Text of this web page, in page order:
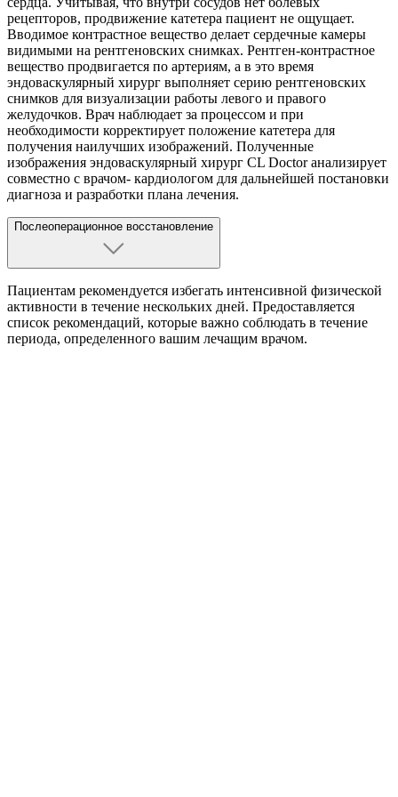
рецепторов, продвижение катетера пациент не ощущает.
Вводимое контрастное вещество делает сердечные камеры
видимыми на рентгеновских снимках. Рентген-контрастное
вещество продвигается по артериям, а в это время
эндоваскулярный хирург выполняет серию рентгеновских
снимков для визуализации работы левого и правого
желудочков. Врач наблюдает за процессом и при
необходимости корректирует положение катетера для
получения наилучших изображений. Полученные
изображения эндоваскулярный хирург CL Doctor анализирует
совместно с врачом- кардиологом для дальнейшей постановки
диагноза и разработки плана лечения.
Послеоперационное восстановление
Пациентам рекомендуется избегать интенсивной физической
активности в течение нескольких дней. Предоставляется
список рекомендаций, которые важно соблюдать в течение
периода, определенного вашим лечащим врачом.